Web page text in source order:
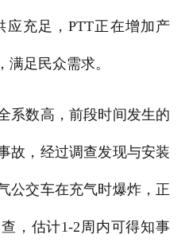
应充足，PTT正在增加产
足民众需求。
系数高，前段时间发生的
故，经过调查发现与安装
公交车在充气时爆炸，正
，估计1-2周内可得知事